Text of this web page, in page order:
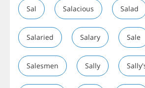
Sal Salacious Salad
Salaried Salary Sale
Salesmen Sally